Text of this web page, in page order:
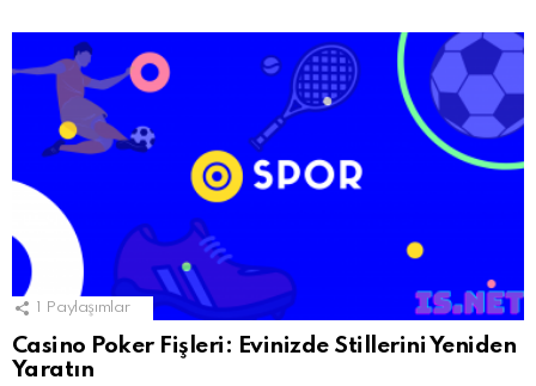
Paylaşımlar
Casino Poker Fişleri: Evinizde Stillerini Yeniden
Yaratın